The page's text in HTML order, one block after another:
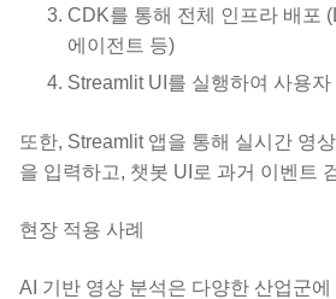
CDK를 통해 전체 인프라 배포
에이전트 등)
Streamlit UI를 실행하여 사용
또한, Streamlit 앱을 통해 실시간 영
을 입력하고, 챗봇 UI로 과거 이벤트
현장 적용 사례
AI 기반 영상 분석은 다양한 산업군